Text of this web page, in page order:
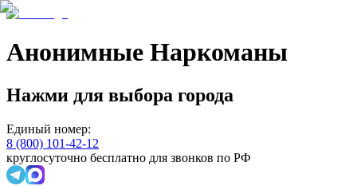
Анонимные Наркоманы
Нажми для выбора города
Единый номер:
8 (800) 101-42-12
круглосуточно бесплатно для звонков по РФ